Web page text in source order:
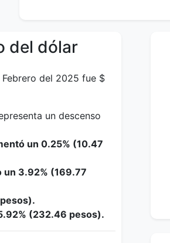
del dólar
del 2025 fue $
un descenso
un 0.25% (10.47
un 3.92% (169.77
(232.46 pesos).